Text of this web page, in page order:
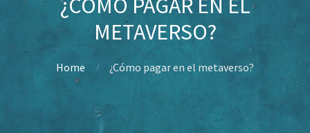
¿CÓMO PAGAR EN EL
METAVERSO?
Home ¿Cómo pagar en el metaverso?